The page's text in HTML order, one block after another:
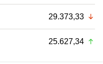
29.373,33
25.627,34